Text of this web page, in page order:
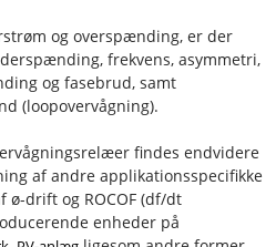
og overspænding, er der
frekvens, asymmetri,
og fasebrud, samt
(loopovervågning).
findes endvidere
af andre applikationsspecifikke
ø-drift og ROCOF (df/dt
enheder på